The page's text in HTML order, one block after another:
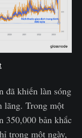
đã khiến làn sóng
lãng. Trong một
350,000 bản khắc
trong một ngày,